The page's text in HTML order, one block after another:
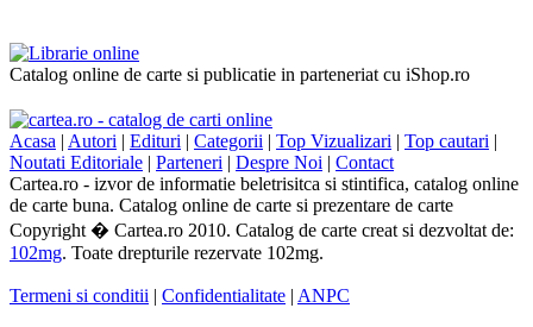
Catalog online de carte si publicatie in parteneriat cu iShop.ro
Acasa | Autori | Edituri | Categorii | Top Vizualizari | Top cautari |
Noutati Editoriale | Parteneri | Despre Noi | Contact
Cartea.ro - izvor de informatie beletrisitca si stintifica, catalog online
de carte buna. Catalog online de carte si prezentare de carte
Copyright � Cartea.ro 2010. Catalog de carte creat si dezvoltat de:
102mg. Toate drepturile rezervate 102mg.
Termeni si conditii | Confidentialitate | ANPC